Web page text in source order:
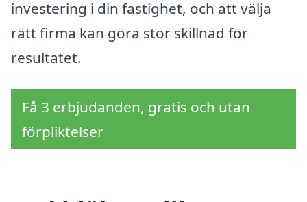
investering i din fastighet, och att välja
rätt firma kan göra stor skillnad för
resultatet.
Få 3 erbjudanden, gratis och utan
förpliktelser